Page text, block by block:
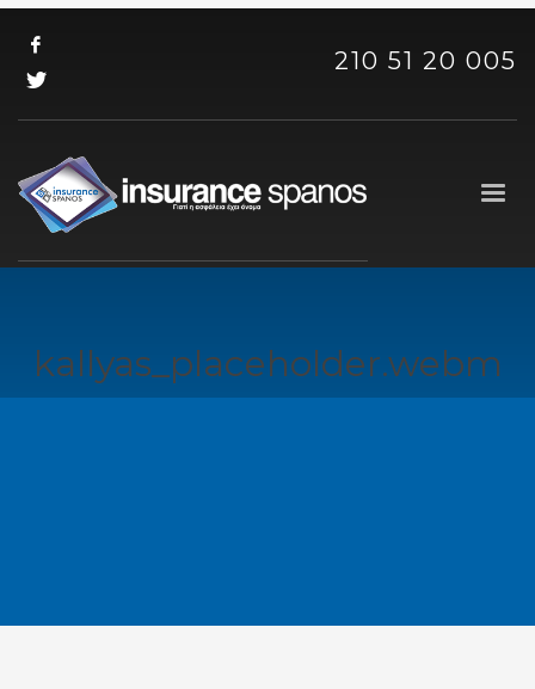
210 51 20 005
kallyas_placeholder.webm